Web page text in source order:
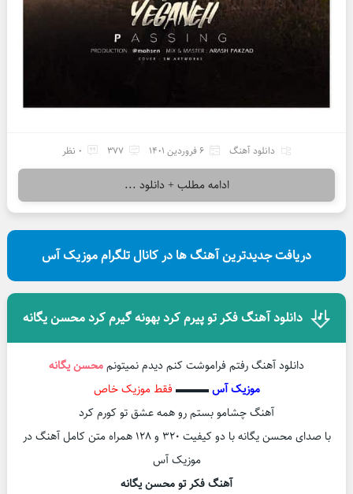
دانلود آهنگ 6 فروردین 1401 377 0 نظر
ادامه مطلب + دانلود ...
دریافت جدیدترین آهنگ ها در کانال تلگرام موزیک آس
دانلود آهنگ فکر تو پیرم کرد بهونه گیرم کرد محسن یگانه
دانلود آهنگ رفتم فراموشت کنم دیدم نمیتونممحسن یگانه
موزیک آس▬▬▬ فقط موزیک خاص
آهنگ چشامو بستم رو همه عشق تو کورم کرد
با صدای محسن یگانه با دو کیفیت ۳۲۰ و ۱۲۸ همراه متن کامل آهنگ در
موزیک آس
آهنگ فکر تو محسن یگانه